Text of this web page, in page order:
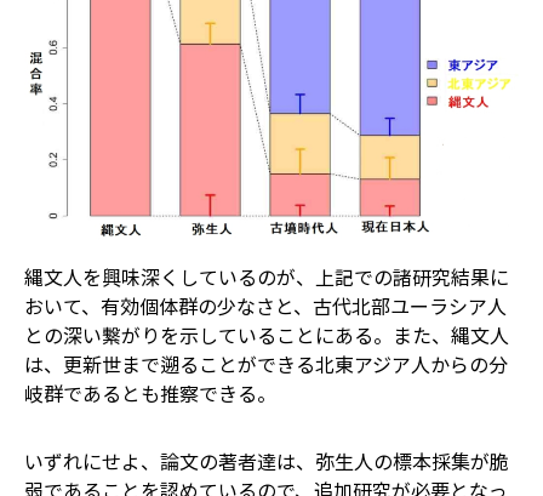
縄文人を興味深くしているのが、上記での諸研究結果に
おいて、有効個体群の少なさと、古代北部ユーラシア人
との深い繋がりを示していることにある。また、縄文人
は、更新世まで遡ることができる北東アジア人からの分
岐群であるとも推察できる。
いずれにせよ、論文の著者達は、弥生人の標本採集が脆